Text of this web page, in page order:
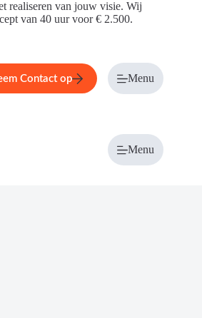
realiseren van jouw visie. Wij
van 40 uur voor € 2.500.
Home Service Over ons
Contact op Menu
Menu